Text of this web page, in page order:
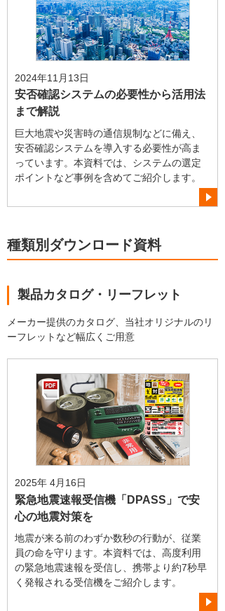
2024年11月13日
安否確認システムの必要性から活用法
まで解説
巨大地震や災害時の通信規制などに備え、
安否確認システムを導入する必要性が高ま
っています。本資料では、システムの選定
ポイントなど事例を含めてご紹介します。
種類別ダウンロード資料
製品カタログ・リーフレット
メーカー提供のカタログ、当社オリジナルのリ
ーフレットなど幅広くご用意
2025年 4月16日
緊急地震速報受信機「DPASS」で安
心の地震対策を
地震が来る前のわずか数秒の行動が、従業
員の命を守ります。本資料では、高度利用
の緊急地震速報を受信し、携帯より約7秒早
く発報される受信機をご紹介します。